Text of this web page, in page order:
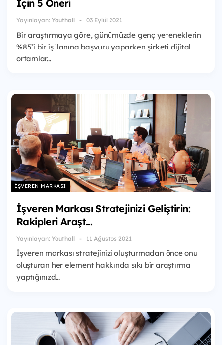
İçin 5 Öneri
Yayınlayan: Youthall 03 Eylül 2021
Bir araştırmaya göre, günümüzde genç yeteneklerin
%85’i bir iş ilanına başvuru yaparken şirketi dijital
ortamlar...
İŞVEREN MARKASI
İşveren Markası Stratejinizi Geliştirin:
Rakipleri Araşt...
Yayınlayan: Youthall 11 Ağustos 2021
İşveren markası stratejinizi oluşturmadan önce onu
oluşturan her element hakkında sıkı bir araştırma
yaptığınızd...